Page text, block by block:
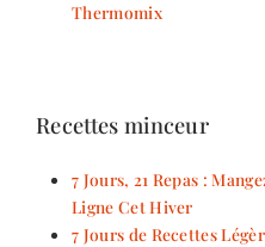
Thermomix
Recettes minceur
7 Jours, 21 Repas :
Ligne Cet Hiver
7 Jours de Recettes